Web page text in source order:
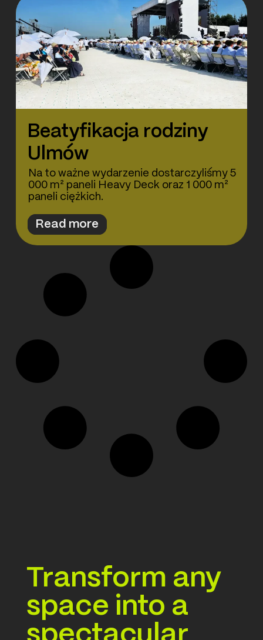
Beatyfikacja rodziny
Ulmów
Na to ważne wydarzenie dostarczyliśmy 5
000 m² paneli Heavy Deck oraz 1 000 m²
paneli ciężkich.
Read more
Transform any
space into a